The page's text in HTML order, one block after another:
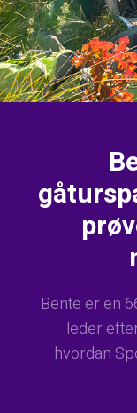
Bente er en
leder
hvordan